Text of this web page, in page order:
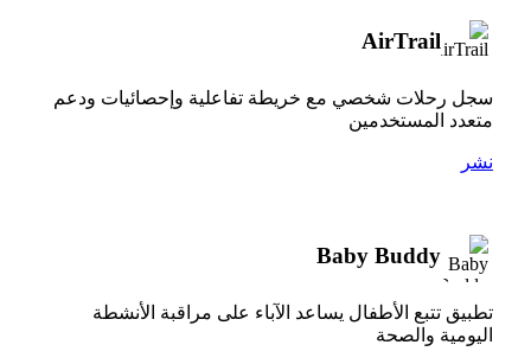
AirTrail
سجل رحلات شخصي مع خريطة تفاعلية وإحصائيات ودعم
متعدد المستخدمين
نشر
Baby Buddy
تطبيق تتبع الأطفال يساعد الآباء على مراقبة الأنشطة
اليومية والصحة